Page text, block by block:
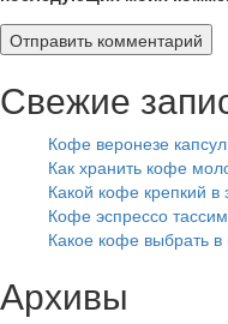
Свежие
Кофе веронезе
Как хранить кофе
Какой кофе крепкий в
Кофе эспрессо
Какое кофе выбрать
Архивы